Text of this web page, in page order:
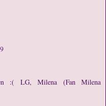
:( LG, Milena (Fan Milena